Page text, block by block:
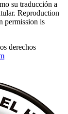
su traducción a
Reproduction
permission is
derechos